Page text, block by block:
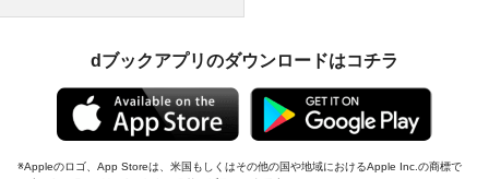
dブックアプリのダウンロードはコチラ
Appleのロゴ、App Storeは、米国もしくはその他の国や地域におけるApple Inc.の商標で